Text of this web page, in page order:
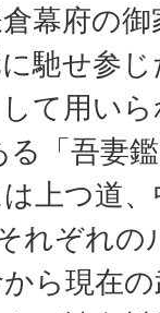
幕府の
馳せ参
て用い
「吾妻
上つ道
れぞれの
ら現在